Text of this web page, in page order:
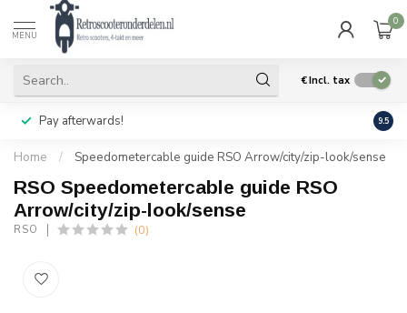
MENU
0
€Incl. tax
Pay afterwards! Geen
9.5
Home / Speedometercable guide RSO Arrow/city/zip-look/sense
RSO Speedometercable guide RSO
Arrow/city/zip-look/sense
RSO (0)